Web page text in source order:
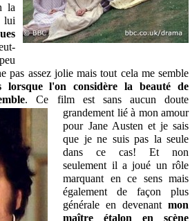
la
lui
pas assez jolie mais tout cela me semble
lorsque l'on considère la beauté de
. Ce film est sans aucun doute
grandement lié à mon amour
pour Jane Austen et je sais
que je ne suis pas la seule
dans ce cas! Et non
seulement il a joué un rôle
marquant en ce sens mais
également de façon plus
générale en devenant mon
maître étalon en scène